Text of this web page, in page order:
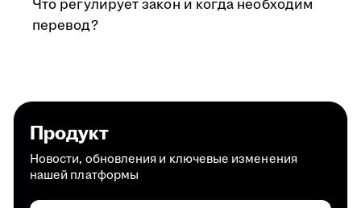
Что регулирует закон и когда необходим
перевод?
Продукт
Новости, обновления и ключевые изменения
нашей платформы